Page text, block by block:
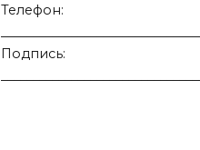
Телефон:
Подпись: